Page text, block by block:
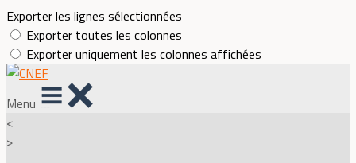
Exporter les lignes sélectionnées
Exporter toutes les colonnes
Exporter uniquement les colonnes affichées
Menu
<
>